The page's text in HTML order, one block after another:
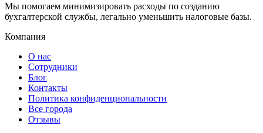
Мы помогаем минимизировать расходы по созданию
бухгалтерской службы, легально уменьшить налоговые базы.
Компания
О нас
Сотрудники
Блог
Контакты
Политика конфиденциональности
Все города
Отзывы